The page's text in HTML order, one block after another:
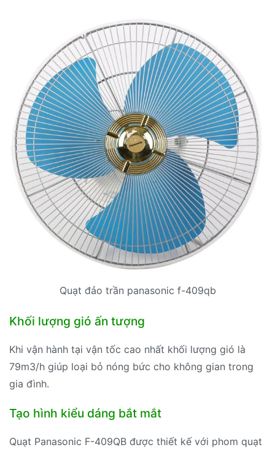
Quạt đảo trần panasonic f-409qb
Khối lượng gió ấn tượng
Khi vận hành tại vận tốc cao nhất khối lượng gió là
79m3/h giúp loại bỏ nóng bức cho không gian trong
gia đình.
Tạo hình kiểu dáng bắt mắt
Quạt Panasonic F-409QB được thiết kế với phom quạt